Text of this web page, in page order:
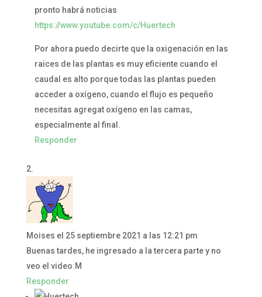
pronto habrá noticias
https://www.youtube.com/c/Huertech
Por ahora puedo decirte que la oxigenación en las
raices de las plantas es muy eficiente cuando el
caudal es alto porque todas las plantas pueden
acceder a oxígeno, cuando el flujo es pequeño
necesitas agregat oxígeno en las camas,
especialmente al final.
Responder
Moises el 25 septiembre 2021 a las 12:21 pm
Buenas tardes, he ingresado a la tercera parte y no
veo el video.M
Responder